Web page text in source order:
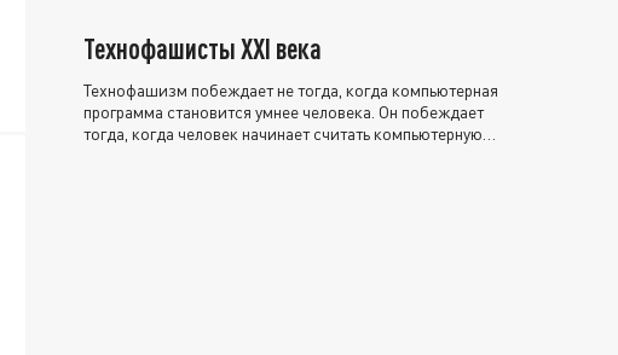
Технофашисты XXI века
Технофашизм побеждает не тогда, когда компьютерная
программа становится умнее человека. Он побеждает
тогда, когда человек начинает считать компьютерную